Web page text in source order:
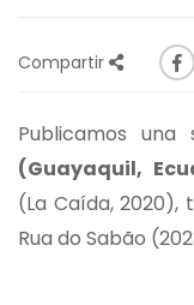
Compartir
Publicamos una
(Guayaquil,
(La Caída,
Rua do Sabão